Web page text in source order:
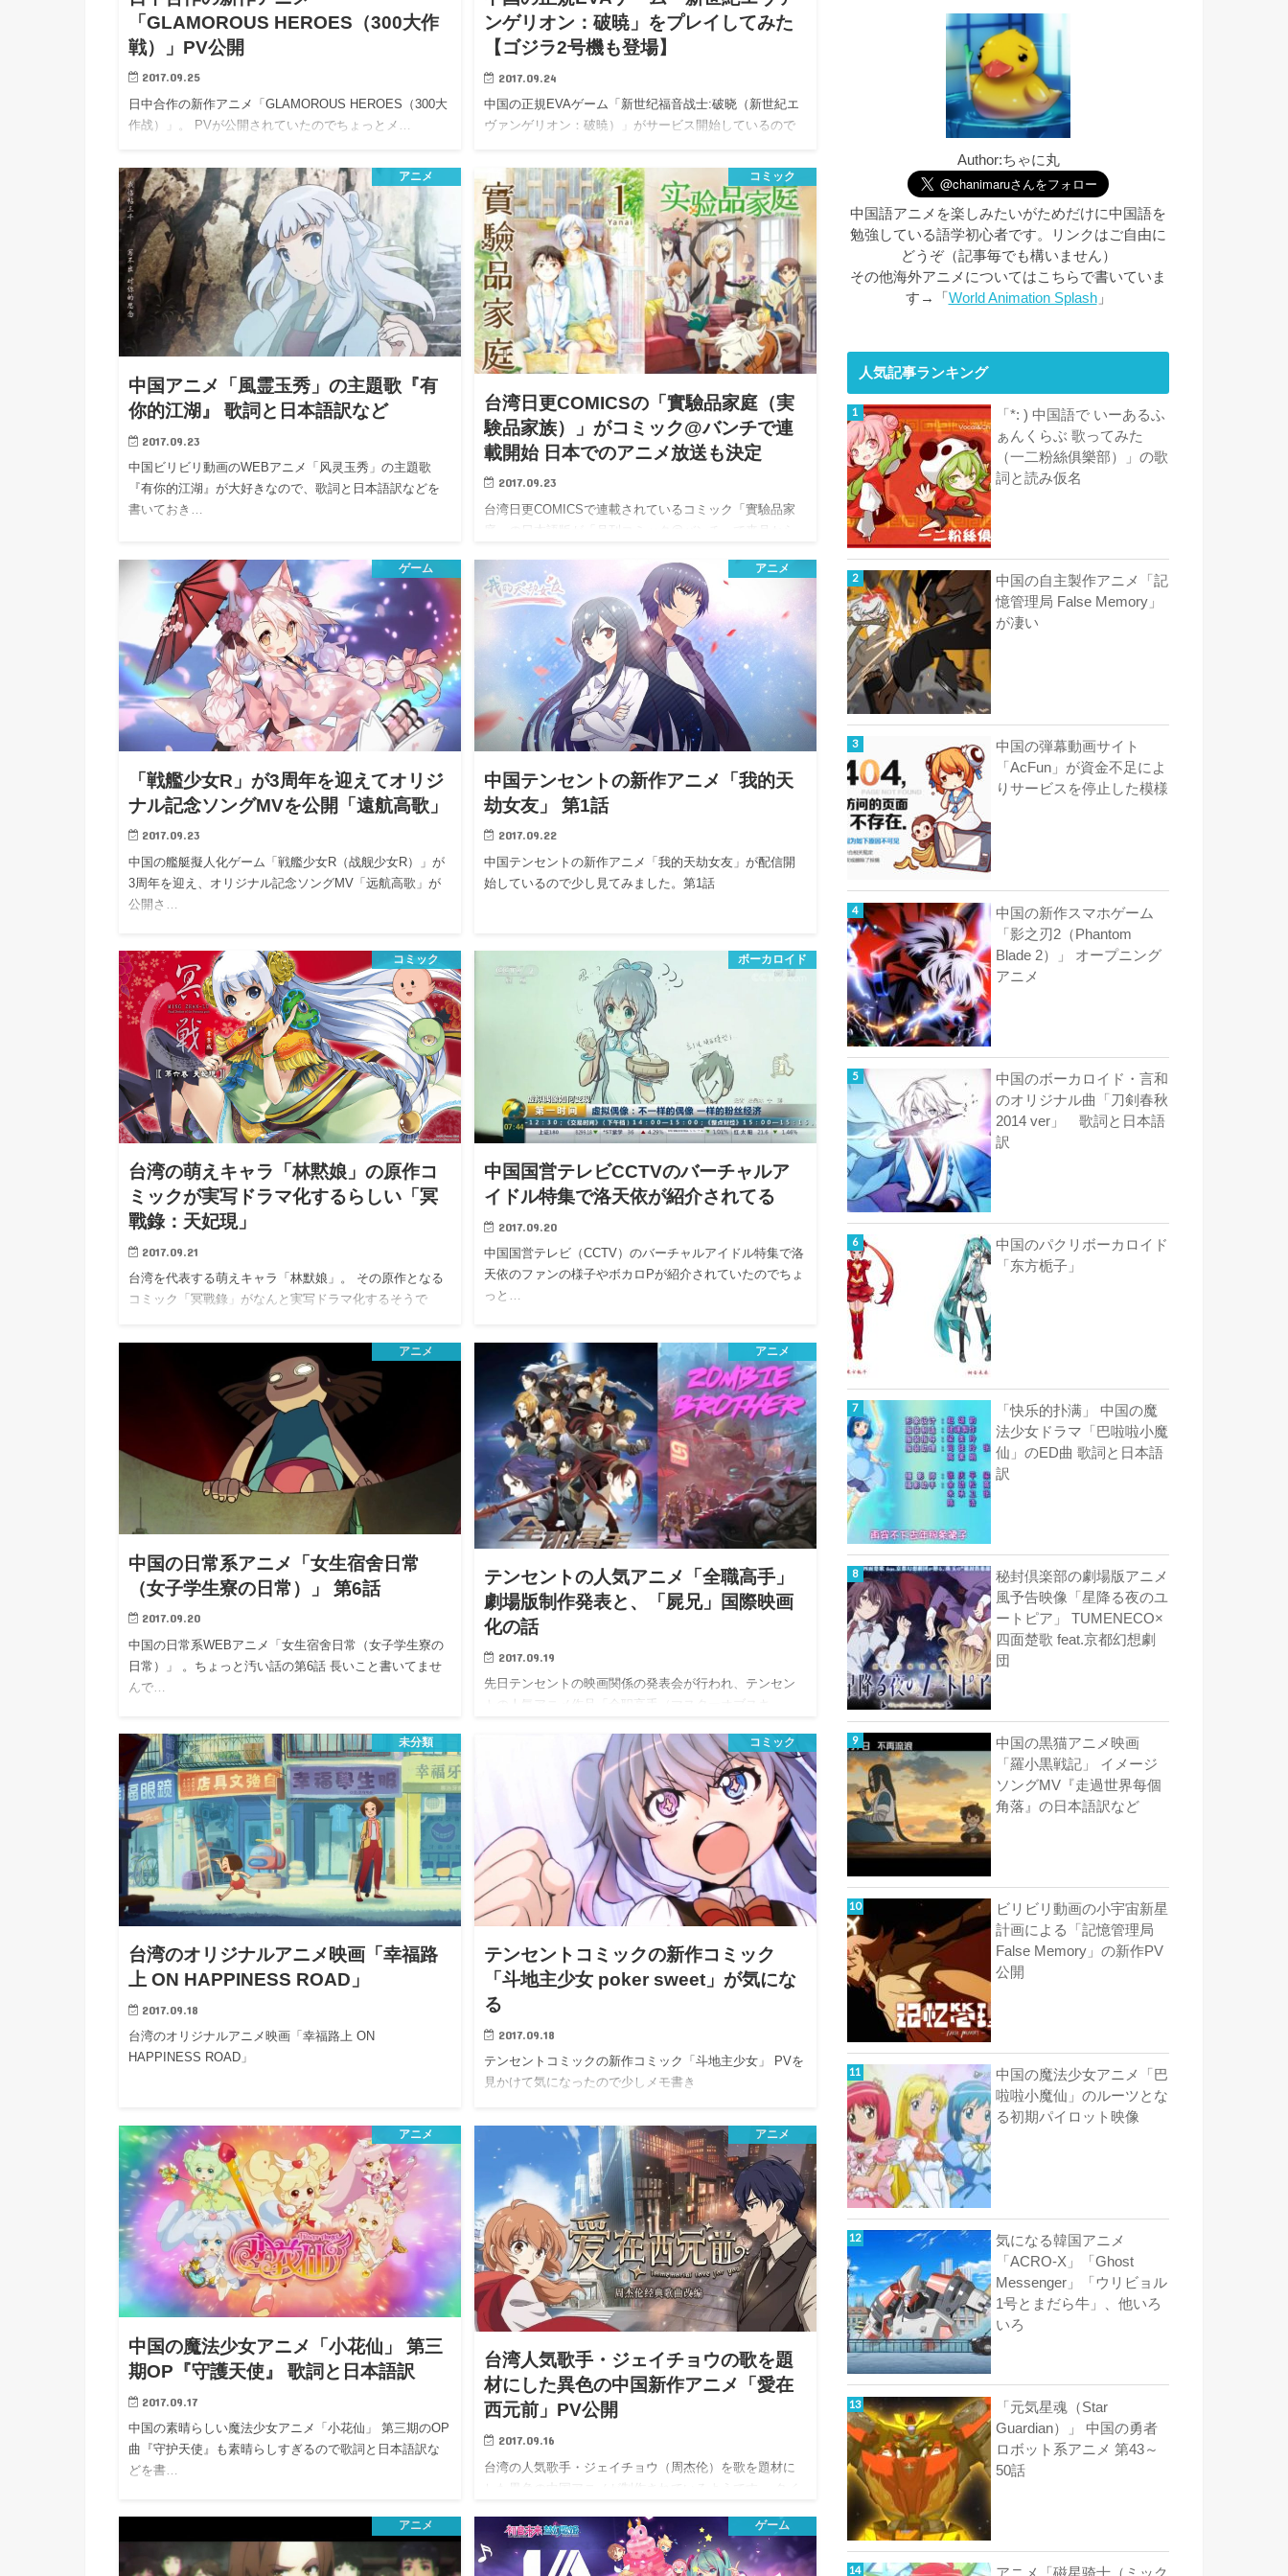
「GLAMOROUS HEROES（300大作
戦）」PV公開
2017.09.25
日中合作の新作アニメ「GLAMOROUS HEROES（300大
作战）」。 PVが公開されていたのでちょっとメ…
ンゲリオン：破暁」をプレイしてみた
【ゴジラ2号機も登場】
2017.09.24
中国の正規EVAゲーム「新世纪福音战士:破晓（新世紀エ
ヴァンゲリオン：破暁）」がサービス開始しているので
アニメ
中国アニメ「風霊玉秀」の主題歌『有
你的江湖』 歌詞と日本語訳など
2017.09.23
中国ビリビリ動画のWEBアニメ「风灵玉秀」の主題歌
『有你的江湖』が大好きなので、歌詞と日本語訳などを
書いておき…
コミック
台湾日更COMICSの「實驗品家庭（実
験品家族）」がコミック@バンチで連
載開始 日本でのアニメ放送も決定
2017.09.23
台湾日更COMICSで連載されているコミック「實驗品家
庭」の日本語版が「月刊コミック@バンチ」で来月から
ゲーム
「戦艦少女R」が3周年を迎えてオリジ
ナル記念ソングMVを公開「遠航高歌」
2017.09.23
中国の艦艇擬人化ゲーム「戦艦少女R（战舰少女R）」が
3周年を迎え、オリジナル記念ソングMV「远航高歌」が
公開さ…
アニメ
中国テンセントの新作アニメ「我的天
劫女友」 第1話
2017.09.22
中国テンセントの新作アニメ「我的天劫女友」が配信開
始しているので少し見てみました。第1話
コミック
台湾の萌えキャラ「林黙娘」の原作コ
ミックが実写ドラマ化するらしい「冥
戰錄：天妃現」
2017.09.21
台湾を代表する萌えキャラ「林默娘」。 その原作となる
コミック「冥戰錄」がなんと実写ドラマ化するそうで
ボーカロイド
中国国営テレビCCTVのバーチャルア
イドル特集で洛天依が紹介されてる
2017.09.20
中国国営テレビ（CCTV）のバーチャルアイドル特集で洛
天依のファンの様子やボカロPが紹介されていたのでちょ
っと…
アニメ
中国の日常系アニメ「女生宿舍日常
（女子学生寮の日常）」 第6話
2017.09.20
中国の日常系WEBアニメ「女生宿舍日常（女子学生寮の
日常）」 。ちょっと汚い話の第6話 長いこと書いてませ
んで…
アニメ
テンセントの人気アニメ「全職高手」
劇場版制作発表と、「屍兄」国際映画
化の話
2017.09.19
先日テンセントの映画関係の発表会が行われ、テンセン
未分類
台湾のオリジナルアニメ映画「幸福路
上 ON HAPPINESS ROAD」
2017.09.18
台湾のオリジナルアニメ映画「幸福路上 ON
HAPPINESS ROAD」
コミック
テンセントコミックの新作コミック
「斗地主少女 poker sweet」が気にな
る
2017.09.18
テンセントコミックの新作コミック「斗地主少女」 PVを
見かけて気になったので少しメモ書き
アニメ
中国の魔法少女アニメ「小花仙」 第三
期OP『守護天使』 歌詞と日本語訳
2017.09.17
中国の素晴らしい魔法少女アニメ「小花仙」 第三期のOP
曲『守护天使』も素晴らしすぎるので歌詞と日本語訳な
どを書…
アニメ
台湾人気歌手・ジェイチョウの歌を題
材にした異色の中国新作アニメ「愛在
西元前」PV公開
2017.09.16
台湾の人気歌手・ジェイチョウ（周杰伦）を歌を題材に
した異色の中国アニメが制作されているようです。 タイ
アニメ ゲーム
Author:ちゃに丸
中国語アニメを楽しみたいがためだけに中国語を
勉強している語学初心者です。リンクはご自由に
どうぞ（記事毎でも構いません）
その他海外アニメについてはこちらで書いていま
す→「 World Animation Splash」
人気記事ランキング
「*: ) 中国語で いーあるふ
ぁんくらぶ 歌ってみた
（一二粉絲俱樂部）」の歌
詞と読み仮名
中国の自主製作アニメ「記
憶管理局 False Memory」
が凄い
中国の弾幕動画サイト
「AcFun」が資金不足によ
りサービスを停止した模様
中国の新作スマホゲーム
「影之刃2（Phantom
Blade 2）」 オープニング
アニメ
中国のボーカロイド・言和
のオリジナル曲「刀剣春秋
2014 ver」 歌詞と日本語
訳
中国のパクリボーカロイド
「东方栀子」
「快乐的扑满」 中国の魔
法少女ドラマ「巴啦啦小魔
仙」のED曲 歌詞と日本語
訳
秘封倶楽部の劇場版アニメ
風予告映像「星降る夜のユ
ートピア」 TUMENECO×
四面楚歌 feat.京都幻想劇
団
中国の黒猫アニメ映画
「羅小黒戦記」 イメージ
ソングMV『走過世界每個
角落』の日本語訳など
ビリビリ動画の小宇宙新星
計画による「記憶管理局
False Memory」の新作PV
公開
中国の魔法少女アニメ「巴
啦啦小魔仙」のルーツとな
る初期パイロット映像
気になる韓国アニメ
「ACRO-X」「Ghost
Messenger」「ウリビョル
1号とまだら牛」、他いろ
いろ
「元気星魂（Star
Guardian）」 中国の勇者
ロボット系アニメ 第43～
50話
アニメ「磁星骑士（ミック